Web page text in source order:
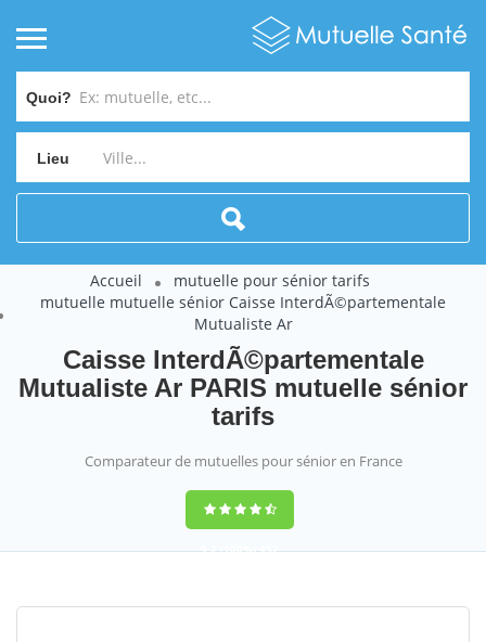
Quoi?
Lieu
Accueil
mutuelle pour sénior tarifs
mutuelle mutuelle sénior Caisse InterdÃ©partementale
Mutualiste Ar
Caisse InterdÃ©partementale
Mutualiste Ar PARIS mutuelle sénior
tarifs
Comparateur de mutuelles pour sénior en France
9,2(100%)452